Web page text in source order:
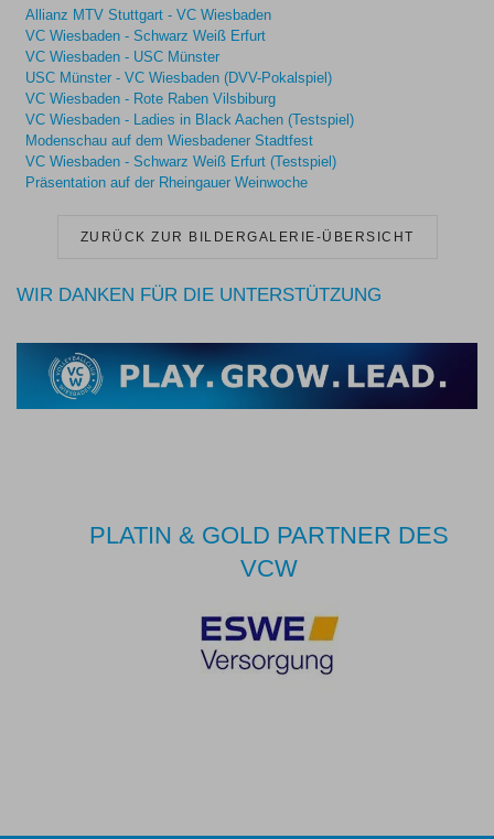
Allianz MTV Stuttgart - VC Wiesbaden
VC Wiesbaden - Schwarz Weiß Erfurt
VC Wiesbaden - USC Münster
USC Münster - VC Wiesbaden (DVV-Pokalspiel)
VC Wiesbaden - Rote Raben Vilsbiburg
VC Wiesbaden - Ladies in Black Aachen (Testspiel)
Modenschau auf dem Wiesbadener Stadtfest
VC Wiesbaden - Schwarz Weiß Erfurt (Testspiel)
Präsentation auf der Rheingauer Weinwoche
ZURÜCK ZUR BILDERGALERIE-ÜBERSICHT
WIR DANKEN FÜR DIE UNTERSTÜTZUNG
PLATIN & GOLD PARTNER DES
VCW